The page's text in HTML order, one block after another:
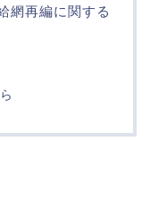
網再編に関する